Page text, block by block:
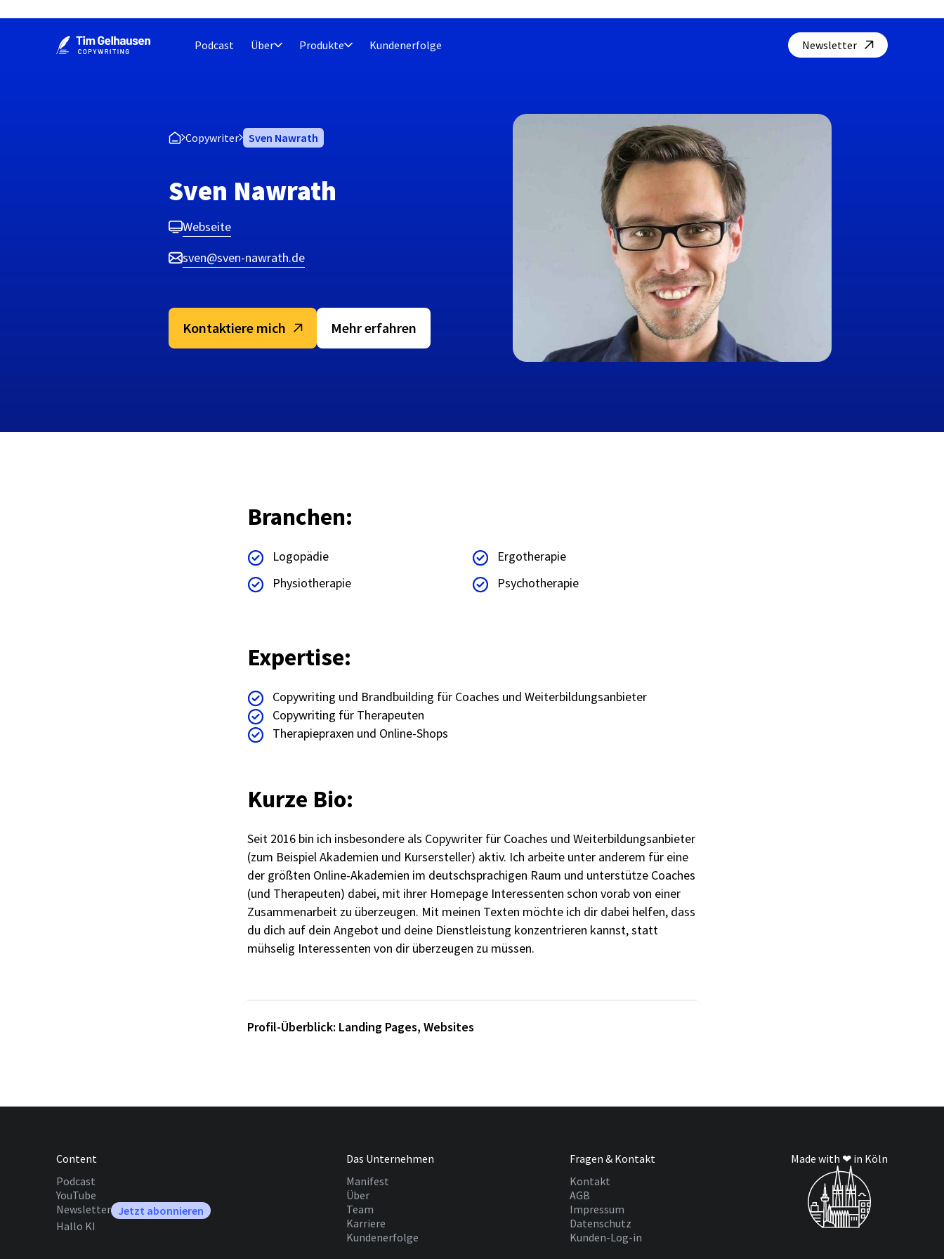
Podcast Über Produkte Kundenerfolge Newsletter
Copywriter Sven Nawrath
Sven Nawrath
Webseite
sven@sven-nawrath.de
Kontaktiere mich Mehr erfahren
Branchen:
Logopädie
Ergotherapie
Physiotherapie
Psychotherapie
Expertise:
Copywriting und Brandbuilding für Coaches und Weiterbildungsanbieter
Copywriting für Therapeuten
Therapiepraxen und Online-Shops​
Kurze Bio:
Seit 2016 bin ich insbesondere als Copywriter für Coaches und Weiterbildungsanbieter
(zum Beispiel Akademien und Kursersteller) aktiv. Ich arbeite unter anderem für eine
der größten Online-Akademien im deutschsprachigen Raum und unterstütze Coaches
(und Therapeuten) dabei, mit ihrer Homepage Interessenten schon vorab von einer
Zusammenarbeit zu überzeugen. Mit meinen Texten möchte ich dir dabei helfen, dass
du dich auf dein Angebot und deine Dienstleistung konzentrieren kannst, statt
mühselig Interessenten von dir überzeugen zu müssen.
Profil-Überblick: Landing Pages, Websites
Content
Podcast
YouTube
Newsletter Jetzt abonnieren
Hallo KI
Das Unternehmen
Manifest
Über
Team
Karriere
Kundenerfolge
Fragen & Kontakt
Kontakt
AGB
Impressum
Datenschutz
Kunden-Log-in
Made with ❤ in Köln